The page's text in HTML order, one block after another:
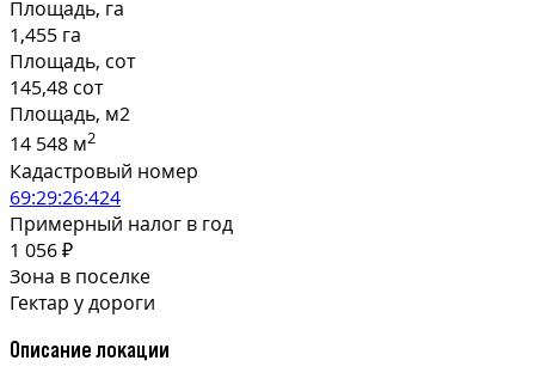
Площадь, га
1,455 га
Площадь, сот
145,48 сот
Площадь, м2
14 548 м2
Кадастровый номер
69:29:26:424
Примерный налог в год
1 056 ₽
Зона в поселке
Гектар у дороги
Описание локации